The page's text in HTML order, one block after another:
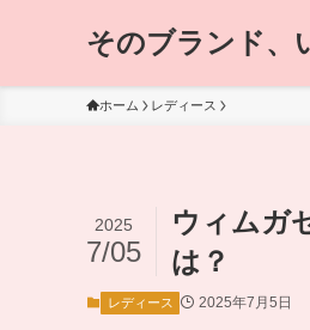
そのブランド、
ホーム レディース
ウィムガ
は？
2025
7/05
レディース 2025年7月5日